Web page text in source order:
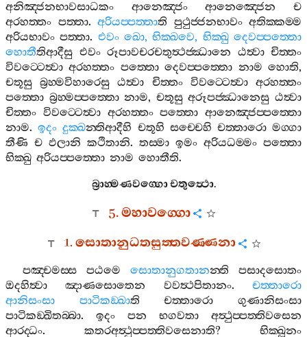
අනිඤ‍්ජනභාවසාධකං
ආනෙඤ‍්ජං ආනෙඤ‍්ජෙන
ච
අරහත‍්තං පත‍්තා. අරියප‍්පත‍්තාති පුථුජ‍්ජනභාවං අතික‍්කම‍්ම
අරියභාවං පත‍්තා. එවං ඛො,භික‍්ඛවෙ, භික‍්ඛු දෙවප‍්පත‍්තො
හොතීතිආදීසු එවං රූපාවචරචතුත්‍ථජ‍්ඣානෙ ඨත්‍වා චිත‍්තං
විවට‍්ටෙත්‍වා අරහත‍්තං පත‍්තො දෙවප‍්පත‍්තො නාම හොති,
චතූසු බ්‍රහ‍්මවිහාරෙසු ඨත්‍වා චිත‍්තං විවට‍්ටෙත්‍වා අරහත‍්තං
පත‍්තො බ්‍රහ‍්මප‍්පත‍්තො නාම, චතූසු අරූපජ‍්ඣානෙසු ඨත්‍වා
චිත‍්තං විවට‍්ටෙත්‍වා අරහත‍්තං පත‍්තො ආනෙඤ‍්ජප‍්පත‍්තො
නාම.ඉදං දුක‍්ඛන‍්තිආදීහි චතූහි සච‍්චෙහි චත‍්තාරො මග‍්ගා
තීණි ච ඵලානි කථිතානි. තස‍්මා ඉමං අරියධම‍්මං පත‍්තො
භික‍්ඛු අරියප‍්පත‍්තො නාම හොතීති.
බ්‍රාහ‍්මණවග‍්ගොචතුත්‍ථො.
5.මහාවග‍්ගො
1.සොතානුධතසුත‍්තවණ‍්ණනා
පඤ‍්චමස‍්ස පඨමෙ සොතානුගතානන‍්ති
පසාදසොතං
ඔදහිත්‍වා
ඤාණසොතෙන වවත්‍ථපිතානං.චත‍්තාරො
ආනිසංසා
පාටිකඞ‍්ඛාති චත‍්තාරො
ගුණානිසංසා
පාටිකඞ‍්ඛිතබ‍්බා. ඉදං පන භගවතා
අත්‍ථුප‍්පත‍්තිවසෙන
ආරද‍්ධං. කතරඅත්‍ථුප‍්පත‍්තිවසෙනාති? භික‍්ඛූනං